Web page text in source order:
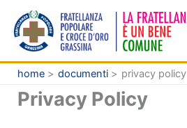
contenuto
home documenti privacy policy
Privacy Policy